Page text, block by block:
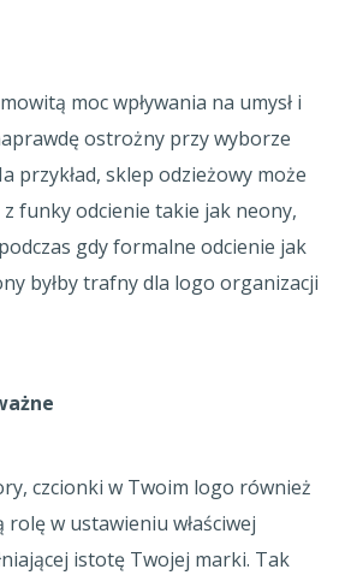
moc wpływania na umysł i
ostrożny przy wyborze
przykład, sklep odzieżowy może
funky odcienie takie jak neony,
gdy formalne odcienie jak
byłby trafny dla logo organizacji
czcionki w Twoim logo również
w ustawieniu właściwej
istotę Twojej marki. Tak